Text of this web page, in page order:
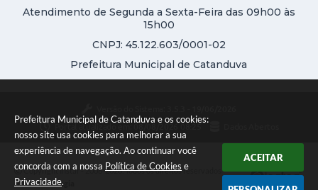
Prefeitura Municipal de Catanduva e os cookies:
nosso site usa cookies para melhorar a sua
experiência de navegação. Ao continuar você
concorda com a nossa Política de Cookies e
Privacidade.
ACEITAR
Atendimento de Segunda a Sexta-Feira das 09h00 às
15h00
CNPJ: 45.122.603/0001-02
Prefeitura Municipal de Catanduva
Portal atualizado em:
Copyright Instar - 2006-2026. Todos os direitos reservados -
Instar Tecnologia